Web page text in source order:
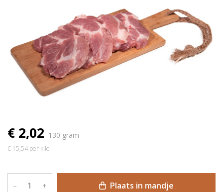
€ 2,02 130 gram
€ 15,54 per kilo
– + Plaats in mandje